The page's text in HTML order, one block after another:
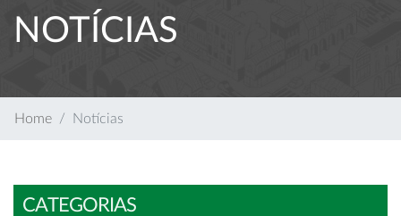
NOTÍCIAS
Home Notícias
CATEGORIAS